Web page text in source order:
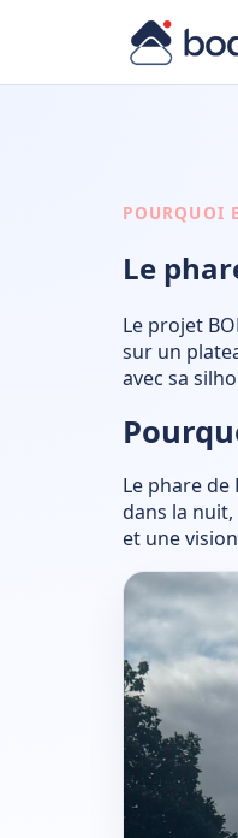
POURQUOI
Le
Le projet
sur un
avec sa
Le phare
dans la
et une